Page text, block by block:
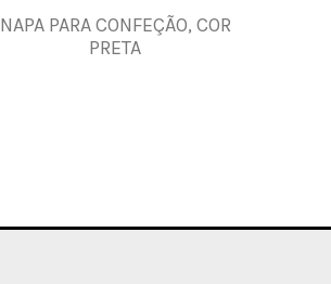
NAPA PARA CONFEÇÃO, COR
PRETA